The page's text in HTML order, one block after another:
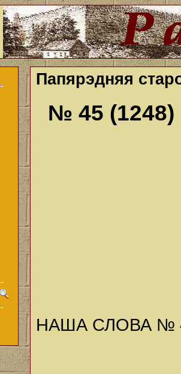
Папярэдняя
№ 45 (1248)
НАША СЛОВА № 45